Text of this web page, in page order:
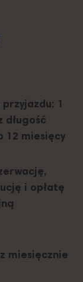
1
długość
12 miesięcy
i opłatę
miesięcznie